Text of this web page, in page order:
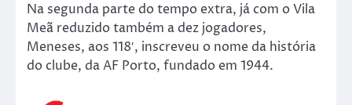
Na segunda parte do tempo extra, já com o Vila
Meã reduzido também a dez jogadores,
Meneses, aos 118′, inscreveu o nome da história
do clube, da AF Porto, fundado em 1944.